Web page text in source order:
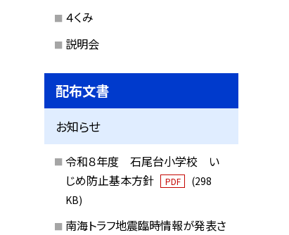
４くみ
説明会
配布文書
お知らせ
令和８年度 石尾台小学校 い
じめ防止基本方針
PDF
(298
KB)
南海トラフ地震臨時情報が発表さ